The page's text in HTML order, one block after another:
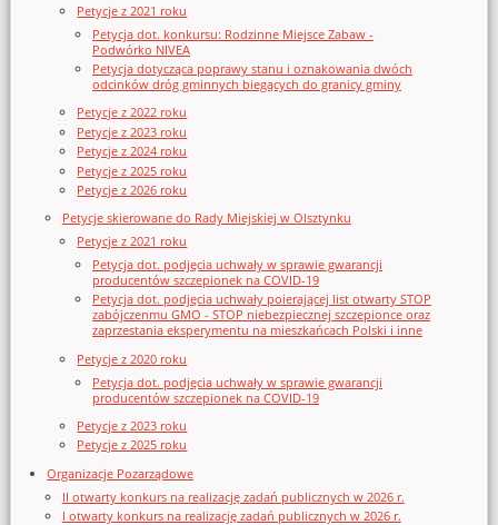
Petycje z 2021 roku
Petycja dot. konkursu: Rodzinne Miejsce Zabaw -
Podwórko NIVEA
Petycja dotycząca poprawy stanu i oznakowania dwóch
odcinków dróg gminnych biegących do granicy gminy
Petycje z 2022 roku
Petycje z 2023 roku
Petycje z 2024 roku
Petycje z 2025 roku
Petycje z 2026 roku
Petycje skierowane do Rady Miejskiej w Olsztynku
Petycje z 2021 roku
Petycja dot. podjęcia uchwały w sprawie gwarancji
producentów szczepionek na COVID-19
Petycja dot. podjęcia uchwały poierającej list otwarty STOP
zabójczenmu GMO - STOP niebezpiecznej szczepionce oraz
zaprzestania eksperymentu na mieszkańcach Polski i inne
Petycje z 2020 roku
Petycja dot. podjęcia uchwały w sprawie gwarancji
producentów szczepionek na COVID-19
Petycje z 2023 roku
Petycje z 2025 roku
Organizacje Pozarządowe
II otwarty konkurs na realizację zadań publicznych w 2026 r.
I otwarty konkurs na realizację zadań publicznych w 2026 r.